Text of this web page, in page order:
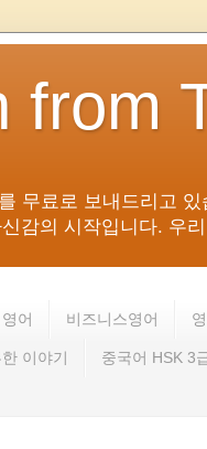
from
무료로 보내드리고
감의 시작입니다. 우
어 비즈니스영어
이야기 중국어 HSK 3